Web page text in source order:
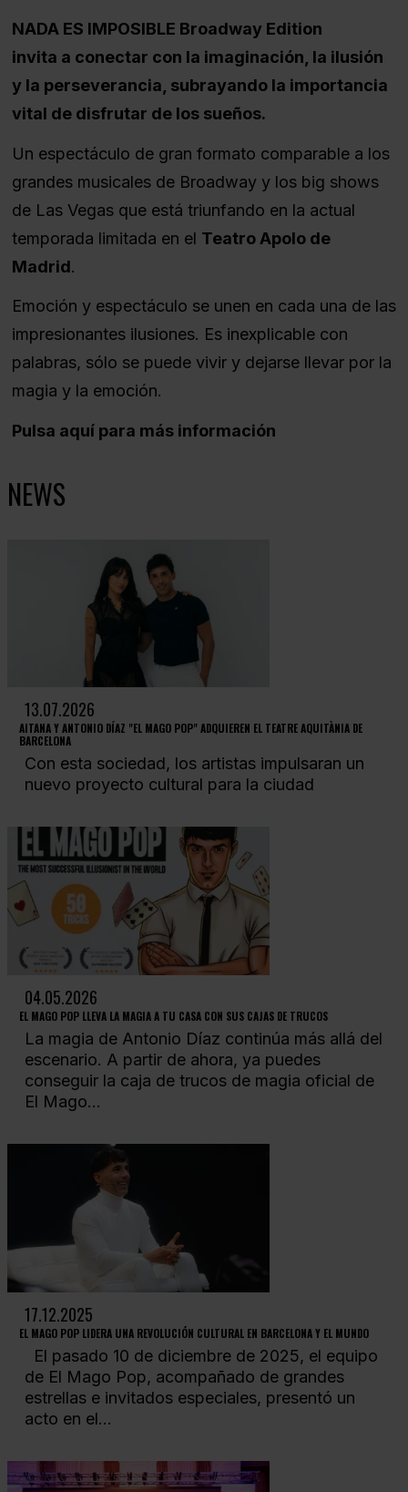
NADA ES IMPOSIBLE Broadway Edition
invita a conectar con la imaginación, la ilusión
y la perseverancia, subrayando la importancia
vital de disfrutar de los sueños.
Un espectáculo de gran formato comparable a los
grandes musicales de Broadway y los big shows
de Las Vegas que está triunfando en la actual
temporada limitada en el Teatro Apolo de
Madrid.
Emoción y espectáculo se unen en cada una de las
impresionantes ilusiones. Es inexplicable con
palabras, sólo se puede vivir y dejarse llevar por la
magia y la emoción.
Pulsa aquí para más información
NEWS
13.07.2026
AITANA Y ANTONIO DÍAZ "EL MAGO POP" ADQUIEREN EL TEATRE AQUITÀNIA DE
BARCELONA
Con esta sociedad, los artistas impulsaran un
nuevo proyecto cultural para la ciudad
04.05.2026
EL MAGO POP LLEVA LA MAGIA A TU CASA CON SUS CAJAS DE TRUCOS
La magia de Antonio Díaz continúa más allá del
escenario. A partir de ahora, ya puedes
conseguir la caja de trucos de magia oficial de
El Mago...
17.12.2025
EL MAGO POP LIDERA UNA REVOLUCIÓN CULTURAL EN BARCELONA Y EL MUNDO
El pasado 10 de diciembre de 2025, el equipo
de El Mago Pop, acompañado de grandes
estrellas e invitados especiales, presentó un
acto en el...